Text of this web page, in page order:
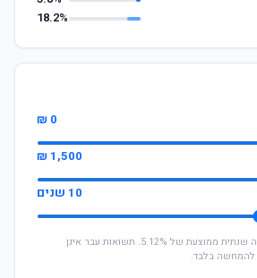
18.2%
0 ₪
1,500 ₪
10 שנים
* החישוב מבוסס על תשואה שנתית ממוצעת של 5.12%. תשואות עבר אינן
להמחשה בלבד.